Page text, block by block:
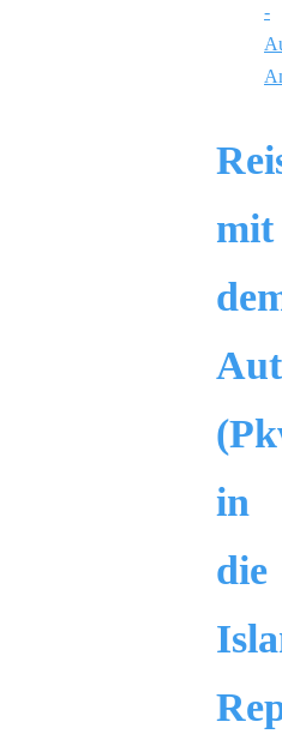
-
mit
in
die